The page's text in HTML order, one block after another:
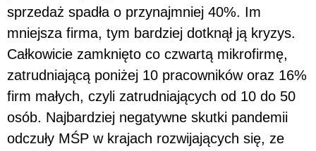
sprzedaż spadła o przynajmniej 40%. Im
mniejsza firma, tym bardziej dotknął ją kryzys.
Całkowicie zamknięto co czwartą mikrofirmę,
zatrudniającą poniżej 10 pracowników oraz 16%
firm małych, czyli zatrudniających od 10 do 50
osób. Najbardziej negatywne skutki pandemii
odczuły MŚP w krajach rozwijających się, ze